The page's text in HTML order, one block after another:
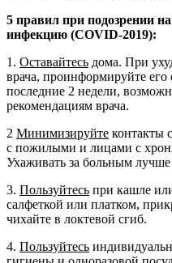
5 правил при подозрении
инфекцию (COVID-2019):
1. Оставайтесь дома. При
врача, проинформируйте его
последние 2 недели,
рекомендациям врача.
2 Минимизируйте контакты
с пожилыми и лицами с
Ухаживать за больным лучше
3. Пользуйтесь при кашле
салфеткой или платком,
чихайте в локтевой сгиб.
4. Пользуйтесь